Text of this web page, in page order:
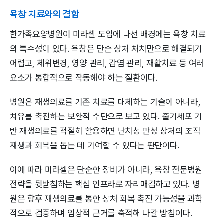
욕창 치료와의 결합
한가족요양병원이 미라셀 도입에 나선 배경에는 욕창 치료
의 특수성이 있다. 욕창은 단순 상처 처치만으로 해결되기
어렵고, 체위변경, 영양 관리, 감염 관리, 재활치료 등 여러
요소가 통합적으로 작동해야 하는 질환이다.
병원은 재생의료를 기존 치료를 대체하는 기술이 아니라,
치유를 촉진하는 보완적 수단으로 보고 있다. 줄기세포 기
반 재생의료를 적절히 활용하면 난치성 만성 상처의 조직
재생과 회복을 돕는 데 기여할 수 있다는 판단이다.
이에 따라 미라셀은 단순한 장비가 아니라, 욕창 전문병원
전략을 뒷받침하는 핵심 인프라로 자리매김하고 있다. 병
원은 향후 재생의료를 통한 상처 회복 촉진 가능성을 과학
적으로 검증하며 임상적 근거를 축적해 나갈 방침이다.